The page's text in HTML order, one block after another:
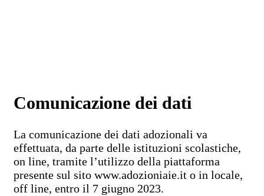
Comunicazione dei dati
La comunicazione dei dati adozionali va
effettuata, da parte delle istituzioni scolastiche,
on line, tramite l’utilizzo della piattaforma
presente sul sito www.adozioniaie.it o in locale,
off line, entro il 7 giugno 2023.